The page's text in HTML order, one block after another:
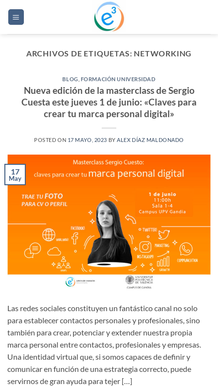
ARCHIVOS DE ETIQUETAS: NETWORKING
BLOG FORMACIÓN UNIVERSIDAD
Nueva edición de la masterclass de Sergio
Cuesta este jueves 1 de junio: «Claves para
crear tu marca personal digital»
POSTED ON 17 MAYO, 2023 BY ALEX DÍAZ MALDONADO
17
May
Las redes sociales constituyen un fantástico canal no solo
para establecer contactos personales y profesionales, sino
también para crear, potenciar y extender nuestra propia
marca personal entre contactos, profesionales y empresas.
Una identidad virtual que, si somos capaces de definir y
comunicar en función de una estrategia correcto, puede
servirnos de gran ayuda para tejer […]